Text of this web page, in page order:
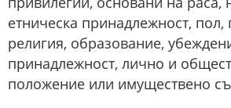
етническа принадлежност, пол,
религия, образование,
принадлежност, лично и
положение или имуществено